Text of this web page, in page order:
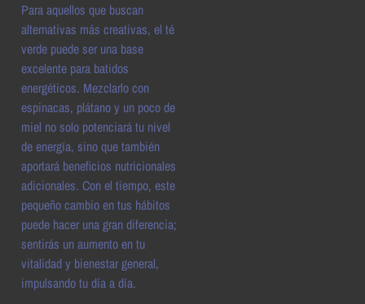
Para aquellos que buscan
alternativas más creativas, el té
verde puede ser una base
excelente para batidos
energéticos. Mezclarlo con
espinacas, plátano y un poco de
miel no solo potenciará tu nivel
de energía, sino que también
aportará beneficios nutricionales
adicionales. Con el tiempo, este
pequeño cambio en tus hábitos
puede hacer una gran diferencia;
sentirás un aumento en tu
vitalidad y bienestar general,
impulsando tu día a día.